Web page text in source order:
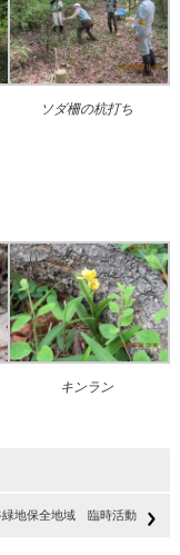
ソダ柵の杭打ち
キンラン
緑地保全地域 臨時活動